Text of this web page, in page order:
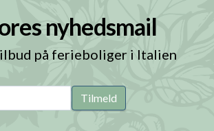
nyhedsmail
på ferieboliger i Italien
Tilmeld